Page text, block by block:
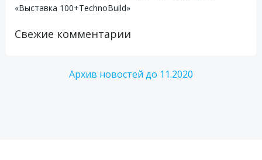
«Выставка 100+TechnoBuild»
Свежие комментарии
Архив новостей до 11.2020